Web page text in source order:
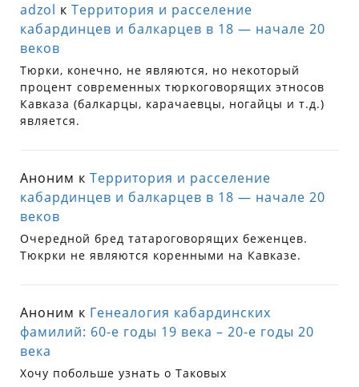
adzol кТерритория и расселение
кабардинцев и балкарцев в 18 — начале 20
веков
Тюрки, конечно, не являются, но некоторый
процент современных тюркоговорящих этносов
Кавказа (балкарцы, карачаевцы, ногайцы и т.д.)
является.
Аноним кТерритория и расселение
кабардинцев и балкарцев в 18 — начале 20
веков
Очередной бред татароговорящих беженцев.
Тюкрки не являются коренными на Кавказе.
Аноним к Генеалогия кабардинских
фамилий: 60-е годы 19 века – 20-е годы 20
века
Хочу побольше узнать о Таковых